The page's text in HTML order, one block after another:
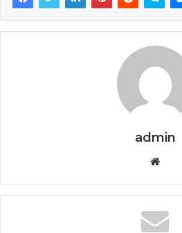
admin
te